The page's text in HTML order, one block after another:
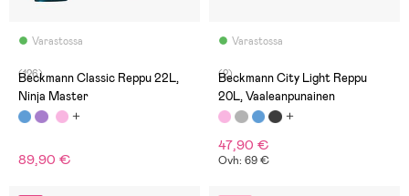
Varastossa
(126)
Beckmann Classic Reppu 22L,
Ninja Master
89,90 €
Varastossa
(2)
Beckmann City Light Reppu
20L, Vaaleanpunainen
47,90 €
Ovh: 69 €